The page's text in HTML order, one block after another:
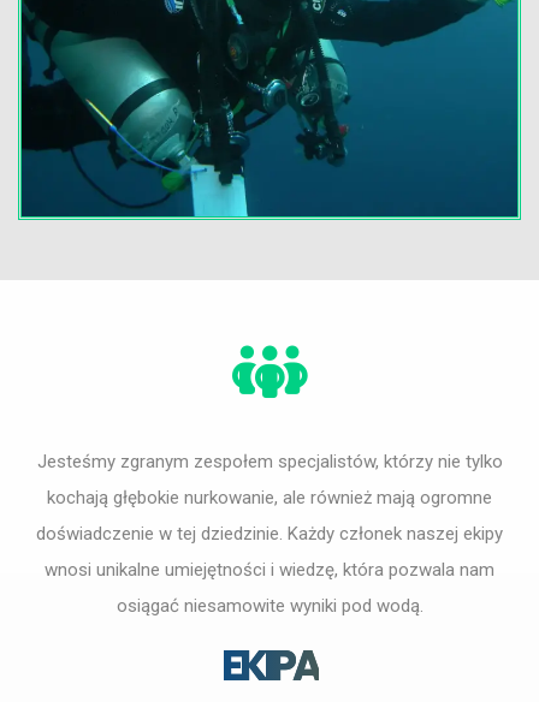
Jesteśmy zgranym zespołem specjalistów, którzy nie tylko
kochają głębokie nurkowanie, ale również mają ogromne
doświadczenie w tej dziedzinie. Każdy członek naszej ekipy
wnosi unikalne umiejętności i wiedzę, która pozwala nam
osiągać niesamowite wyniki pod wodą.
EKIPA